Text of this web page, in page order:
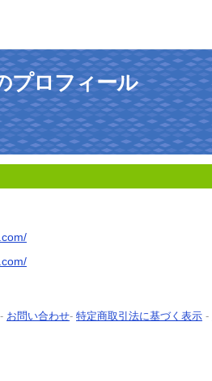
プロフィール
- お問い合わせ- 特定商取引法に基づく表示 -